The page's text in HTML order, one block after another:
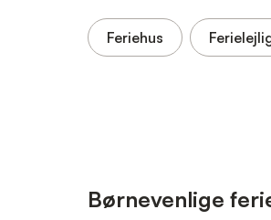
Feriehus
Børnevenlige